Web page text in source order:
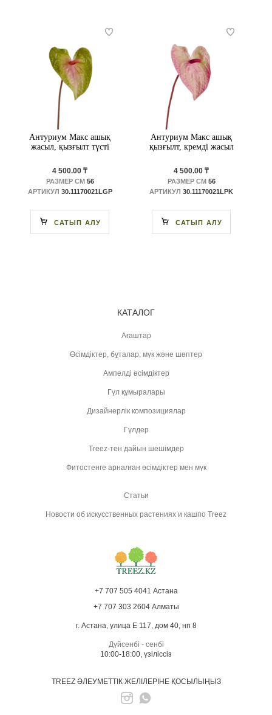
Антуриум Макс ашық
жасыл, қызғылт түсті
4 500.00 ₸
РАЗМЕР СМ56
АРТИКУЛ 30.11170021LGP
САТЫП АЛУ
Антуриум Макс ашық
қызғылт, кремді жасыл
4 500.00 ₸
РАЗМЕР СМ56
АРТИКУЛ 30.11170021LPK
САТЫП АЛУ
КАТАЛОГ
Ағаштар
Өсімдіктер, бұталар, мүк және шөптер
Ампелді өсімдіктер
Гүл құмыралары
Дизайнерлік композициялар
Гүлдер
Treez-тен дайын шешімдер
Фитостенге арналған өсімдіктер мен мүк
Статьи
Новости об искусственных растениях и кашпо Treez
+7 707 505 4041 Астана
+7 707 303 2604 Алматы
г. Астана, улица Е 117, дом 40, нп 8
Дүйсенбі - сенбі
10:00-18:00, үзіліссіз
TREEZ ӘЛЕУМЕТТІК ЖЕЛІЛЕРІНЕ ҚОСЫЛЫҢЫЗ